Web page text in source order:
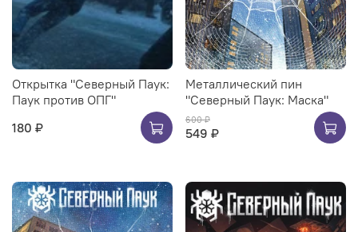
Открытка "Северный Паук:
Паук против ОПГ"
180 ₽
Металлический пин
"Северный Паук: Маска"
600 ₽
549 ₽